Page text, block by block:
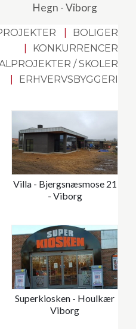
Hegn - Viborg
BOLIGER
KONKURRENCER
/ SKOLER
ERHVERVSBYGGERI
Villa - Bjergsnæsmose 21
- Viborg
Superkiosken - Houlkær
Viborg